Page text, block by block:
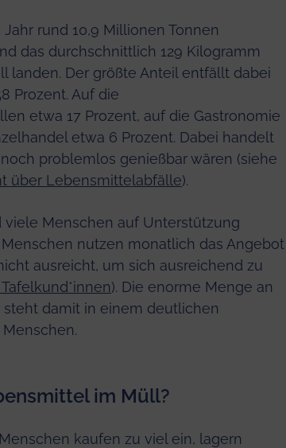
rund 10,9 Millionen Tonnen
das durchschnittlich 129 Kilogramm
landen. Der größte Anteil entfällt dabei
Prozent. Auf die
etwa 17 Prozent, auf die Gastronomie
etwa 6 Prozent. Dabei handelt
problemlos genießbar wären (siehe
über Lebensmittelabfälle).
Menschen auf Unterstützung
nutzen monatlich das Angebot
ausreicht, um sich ausreichend zu
). Die enorme Menge an
damit in einem deutlichen
im Müll?
kaufen zu viel ein, lagern